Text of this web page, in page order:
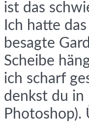
ist das
Ich hatte
besagte
Scheibe
ich scharf
denkst du in
Photoshop).